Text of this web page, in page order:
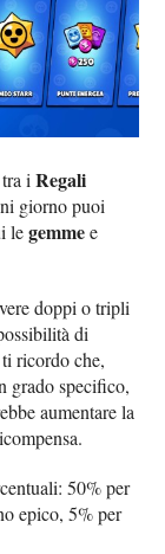
tra iRegali
giorno puoi
legemmee
doppi o tripli
di
ricordo che,
grado specifico,
aumentare la
50% per
epico, 5% per